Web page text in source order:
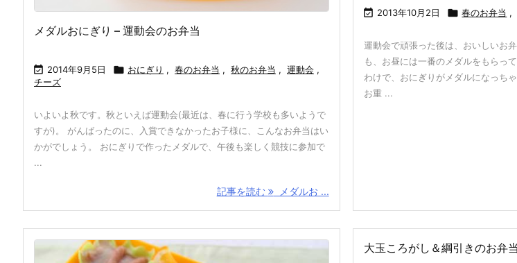
メダルおにぎり – 運動会のお弁当
 2014年9月5日  おにぎり , 春のお弁当 , 秋のお弁当 , 運動会 ,
チーズ
いよいよ秋です。秋といえば運動会(最近は、春に行う学校も多いようで
すが)。 がんばったのに、入賞できなかったお子様に、こんなお弁当はい
かがでしょう。 おにぎりで作ったメダルで、午後も楽しく競技に参加で
...
記事を読む メダルお ...
 2013年10月2日  春のお弁当 ,
運動会で頑張った後は、おいしいお
も、お昼には一番のメダルをもらっ
わけで、おにぎりがメダルになっち
お重 ...
大玉ころがし＆綱引きのお弁当